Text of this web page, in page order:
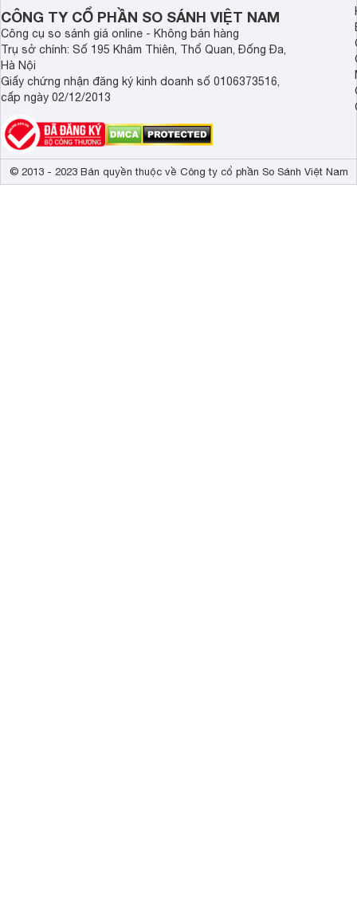
CÔNG TY CỔ PHẦN SO SÁNH VIỆT NAM
Công cụ so sánh giá online - Không bán hàng
Trụ sở chính: Số 195 Khâm Thiên, Thổ Quan, Đống Đa,
Hà Nội
Giấy chứng nhận đăng ký kinh doanh số 0106373516,
cấp ngày 02/12/2013
© 2013 - 2023 Bản quyền thuộc về Công ty cổ phần So Sánh Việt Nam